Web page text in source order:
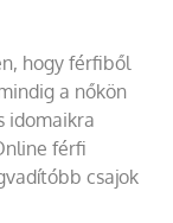
hogy férfiből
a nőkön
idomaikra
férfi
csajok